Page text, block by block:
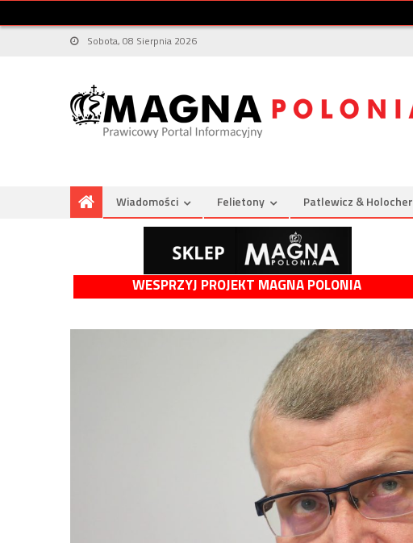
Sobota, 08 Sierpnia 2026
Wiadomości Felietony Patlewicz & Holocher
WESPRZYJ PROJEKT MAGNA POLONIA